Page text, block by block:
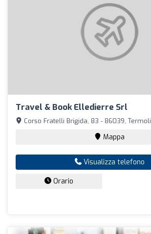
Travel & Book Elledierre Srl
Corso Fratelli Brigida, 83 - 86039, Termoli
Mappa
Visualizza telefono
Orario